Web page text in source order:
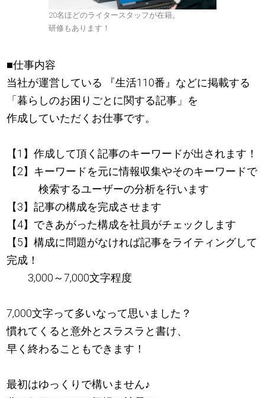
20名ほどのライタースタッフが在籍。
研修もあります！
■仕事内容
当社が運営している 『生活110番』などに掲載する
「暮らしのお困りごとに関する記事」を
作成していただくお仕事です。
【1】作成して頂く記事のキーワードが出されます！
【2】キーワードを元に情報収集やそのキーワードで
検索するユーザーの分析を行います
【3】記事の構成を完成させます
【4】できあがった構成を社員がチェックします
【5】構成に問題がなければ記事をライティングして
完成！
3,000～7,000文字程度
7,000文字って多いなって思いました？
慣れてくると意外とスラスラと書け、
早く終わることもできます！
最初はゆっくりで構いません♪